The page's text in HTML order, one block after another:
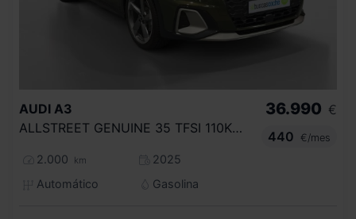
AUDI A3
ALLSTREET GENUINE 35 TFSI 110KW S TRONIC
2.000 km
2025
Automático
Gasolina
36.990 €
440
€/mes